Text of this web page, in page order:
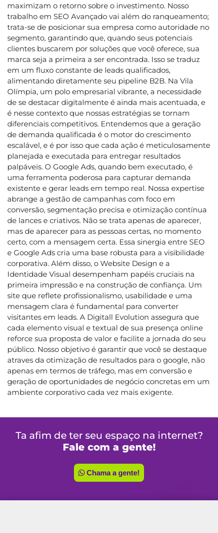
maximizam o retorno sobre o investimento. Nosso
trabalho em SEO Avançado vai além do ranqueamento;
trata-se de posicionar sua empresa como autoridade no
segmento, garantindo que, quando seus potenciais
clientes buscarem por soluções que você oferece, sua
marca seja a primeira a ser encontrada. Isso se traduz
em um fluxo constante de leads qualificados,
alimentando diretamente seu pipeline B2B. Na Vila
Olímpia, um polo empresarial vibrante, a necessidade
de se destacar digitalmente é ainda mais acentuada, e
é nesse contexto que nossas estratégias se tornam
diferenciais competitivos. Entendemos que a geração
de demanda qualificada é o motor do crescimento
escalável, e é por isso que cada ação é meticulosamente
planejada e executada para entregar resultados
palpáveis. O Google Ads, quando bem executado, é
uma ferramenta poderosa para capturar demanda
existente e gerar leads em tempo real. Nossa expertise
abrange a gestão de campanhas com foco em
conversão, segmentação precisa e otimização contínua
de lances e criativos. Não se trata apenas de aparecer,
mas de aparecer para as pessoas certas, no momento
certo, com a mensagem certa. Essa sinergia entre SEO
e Google Ads cria uma base robusta para a visibilidade
corporativa. Além disso, o Website Design e a
Identidade Visual desempenham papéis cruciais na
primeira impressão e na construção de confiança. Um
site que reflete profissionalismo, usabilidade e uma
mensagem clara é fundamental para converter
visitantes em leads. A Digitall Evolution assegura que
cada elemento visual e textual de sua presença online
reforce sua proposta de valor e facilite a jornada do seu
público. Nosso objetivo é garantir que você se destaque
atraves da otimização de resultados para o google, não
apenas em termos de tráfego, mas em conversão e
geração de oportunidades de negócio concretas em um
ambiente corporativo cada vez mais exigente.
Ta afim de ter seu espaço na internet?
Fale com a gente!
Chama a gente!